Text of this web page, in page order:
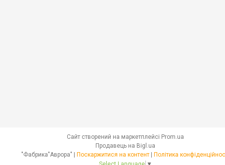
Сайт створений на маркетплейсі Prom.ua
Продавець на Bigl.ua
Поскаржитися на контент
Політика